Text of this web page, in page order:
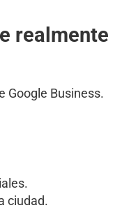
realmente
Google Business.
ciudad.